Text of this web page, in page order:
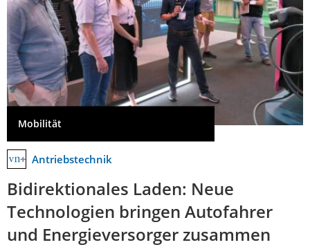
Mobilität
Antriebstechnik
Bidirektionales Laden: Neue
Technologien bringen Autofahrer
und Energieversorger zusammen